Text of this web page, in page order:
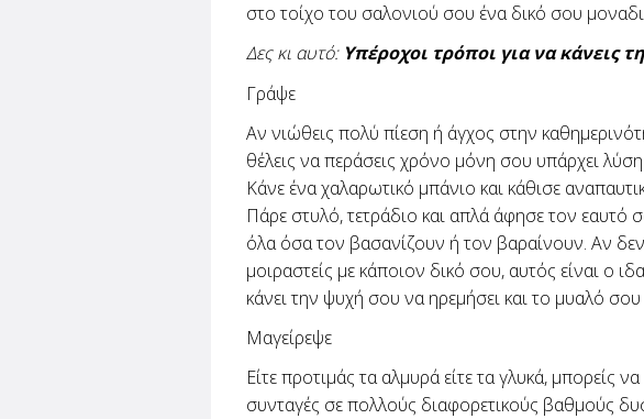
στο τοίχο του σαλονιού σου ένα δικό σου
Δες κι αυτό: Υπέροχοι τρόποι για να κάνεις
Γράψε
Αν νιώθεις πολύ πίεση ή άγχος στην
θέλεις να περάσεις χρόνο μόνη σου υπάρχει
Κάνε ένα χαλαρωτικό μπάνιο και κάθισε
Πάρε στυλό, τετράδιο και απλά άφησε τον εαυτό
όλα όσα τον βασανίζουν ή τον βαραίνουν. Αν δεν
μοιραστείς με κάποιον δικό σου, αυτός είναι ο
κάνει την ψυχή σου να ηρεμήσει και το μυαλό σου
Μαγείρεψε
Είτε προτιμάς τα αλμυρά είτε τα γλυκά, μπορείς
συνταγές σε πολλούς διαφορετικούς βαθμούς